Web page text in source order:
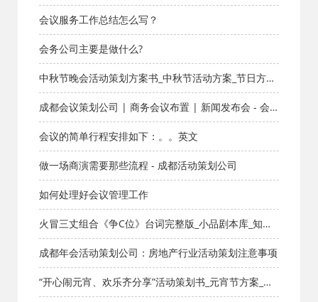
都活动公司网_策划网_方案网_文案网_文档网
会议服务工作总结怎么写？
会务公司主要是做什么?
中秋节晚会活动策划方案书_中秋节活动方案_节日方案
_成都活动公司网_策划网_方案网_文案网_文档网
成都会议策划公司 | 商务会议布置 | 新闻发布会 - 会
务执行零失误
会议的简单行程安排如下：。。英文
做一场商演需要那些流程 - 成都活动策划公司
如何处理好会议管理工作
火冒三丈组合《争C位》台词完整版_小品剧本库_知识
库_成都活动公司网_策划网_方案网_文案网_文档网
成都年会活动策划公司：房地产行业活动策划注意事项
“开心闹元宵、欢乐齐分享”活动策划书_元宵节方案_节